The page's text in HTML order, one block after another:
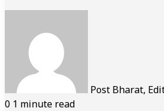
Post Bharat,
0 1 minute read